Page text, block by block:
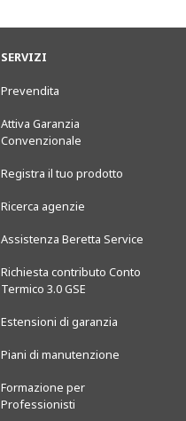
SERVIZI
Prevendita
Attiva Garanzia
Convenzionale
Registra il tuo prodotto
Ricerca agenzie
Assistenza Beretta Service
Richiesta contributo Conto
Termico 3.0 GSE
Estensioni di garanzia
Piani di manutenzione
Formazione per
Professionisti